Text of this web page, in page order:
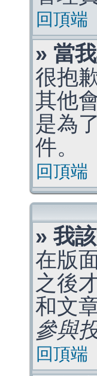
回頂端
» 當
很抱
其他
是為
件。
回頂端
» 我
在版
之後
和文
參與
回頂端